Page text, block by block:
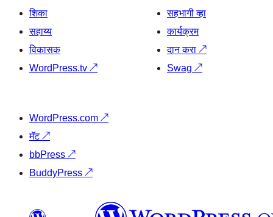
शिका
सहाय्य
विकासक
WordPress.tv ↗
सहभागी व्हा
कार्यक्रम
दान करा ↗
Swag ↗
WordPress.com ↗
मॅट↗
bbPress ↗
BuddyPress ↗